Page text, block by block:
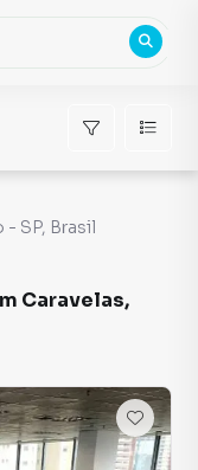
- SP, Brasil
Caravelas,